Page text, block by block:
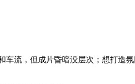
流，但成片昏暗没层次；想打造